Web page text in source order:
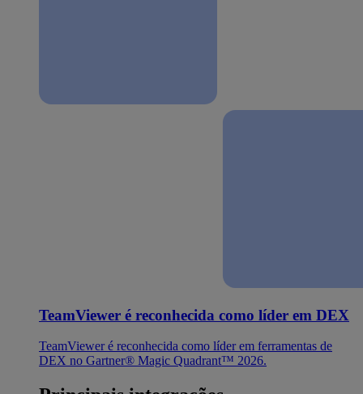
TeamViewer é reconhecida como líder em DEX
TeamViewer é reconhecida como líder em ferramentas de
DEX no Gartner® Magic Quadrant™ 2026.